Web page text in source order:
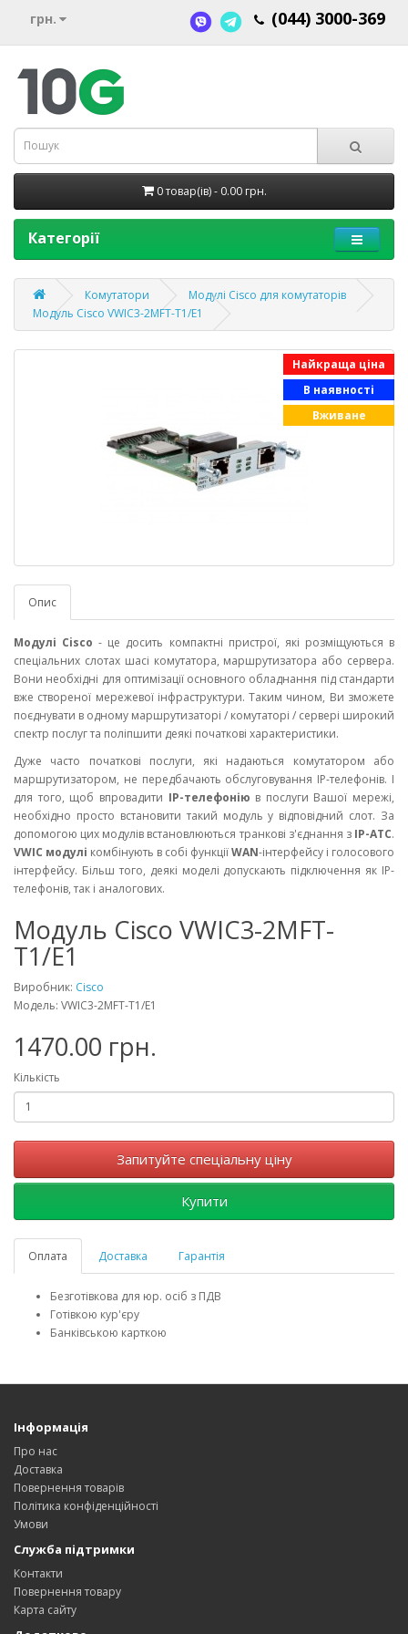
грн. (044) 3000-369
0 товар(ів) - 0.00 грн.
Категорії
Комутатори
Модулі Cisco для комутаторів
Модуль Cisco VWIC3-2MFT-T1/E1
Найкраща ціна
В наявності
Вживане
Опис
Модулі Cisco - це досить компактні пристрої, які розміщуються в
спеціальних слотах шасі комутатора, маршрутизатора або сервера.
Вони необхідні для оптимізації основного обладнання під стандарти
вже створеної мережевої інфраструктури. Таким чином, Ви зможете
поєднувати в одному маршрутизаторі / комутаторі / сервері широкий
спектр послуг та поліпшити деякі початкові характеристики.
Дуже часто початкові послуги, які надаються комутатором або
маршрутизатором, не передбачають обслуговування IP-телефонів. І
для того, щоб впровадити IP-телефонію в послуги Вашої мережі,
необхідно просто встановити такий модуль у відповідний слот. За
допомогою цих модулів встановлюються транкові з'єднання з IP-АТС.
VWIC модулі комбінують в собі функціїWAN-інтерфейсу і голосового
інтерфейсу. Більш того, деякі моделі допускають підключення як IP-
телефонів, так і аналогових.
Модуль Cisco VWIC3-2MFT-
T1/E1
Виробник: Cisco
Модель: VWIC3-2MFT-T1/E1
1470.00 грн.
Кількість
Запитуйте спеціальну ціну
Купити
Оплата Доставка Гарантія
Безготівкова для юр. осіб з ПДВ
Готівкою кур'єру
Банківською карткою
Інформація
Про нас
Доставка
Повернення товарів
Політика конфіденційності
Умови
Служба підтримки
Контакти
Повернення товару
Карта сайту